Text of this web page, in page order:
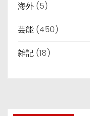
海外 (5)
芸能 (450)
雑記 (18)